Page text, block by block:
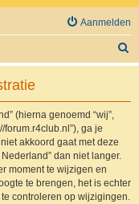
Aanmelden
o
(hierna genoemd “wij”,
forum.r4club.nl”), ga je
akkoord gaat met deze
dan niet langer.
moment te wijzigen en
te brengen, het is echter
controleren op wijzigingen.